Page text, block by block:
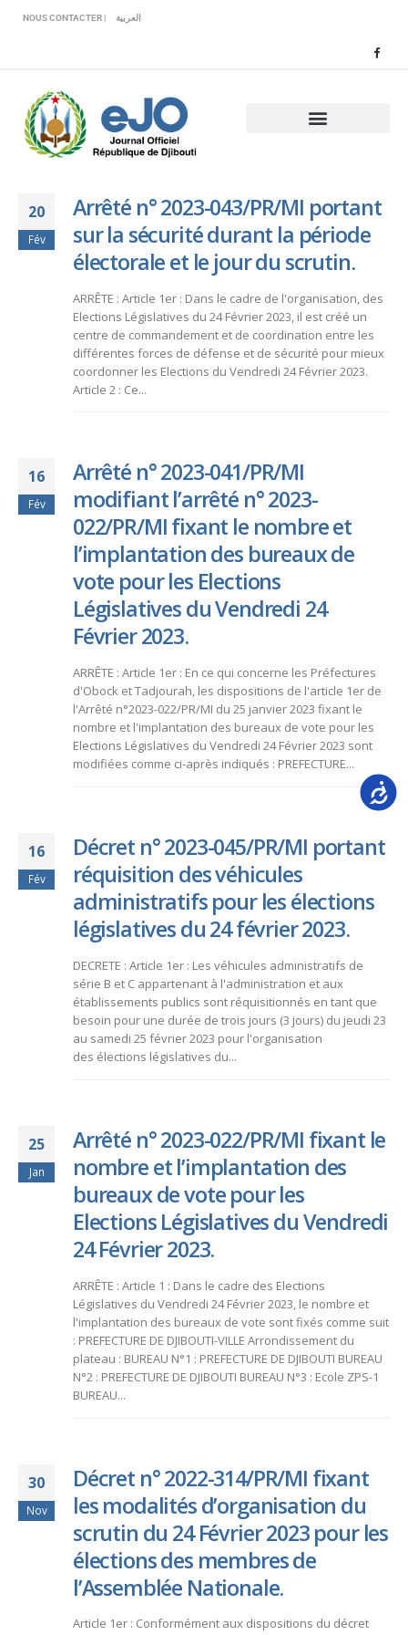
comprend
système
NOUS CONTACTER | العربية
20
Fév
Arrêté n° 2023-043/PR/MI portant
sur la sécurité durant la période
électorale et le jour du scrutin.
ARRÊTE : Article 1er : Dans le cadre de l'organisation, des
Elections Législatives du 24 Février 2023, il est créé un
centre de commandement et de coordination entre les
différentes forces de défense et de sécurité pour mieux
coordonner les Elections du Vendredi 24 Février 2023.
Article 2 : Ce...
16
Fév
Arrêté n° 2023-041/PR/MI
modifiant l’arrêté n° 2023-
022/PR/MI fixant le nombre et
l’implantation des bureaux de
vote pour les Elections
Législatives du Vendredi 24
Février 2023.
ARRÊTE : Article 1er : En ce qui concerne les Préfectures
d'Obock et Tadjourah, les dispositions de l'article 1er de
l'Arrêté n°2023-022/PR/MI du 25 janvier 2023 fixant le
nombre et l'implantation des bureaux de vote pour les
Elections Législatives du Vendredi 24 Février 2023 sont
modifiées comme ci-après indiqués : PREFECTURE...
16
Fév
Décret n° 2023-045/PR/MI portant
réquisition des véhicules
administratifs pour les élections
législatives du 24 février 2023.
DECRETE : Article 1er : Les véhicules administratifs de
série B et C appartenant à l'administration et aux
établissements publics sont réquisitionnés en tant que
besoin pour une durée de trois jours (3 jours) du jeudi 23
au samedi 25 février 2023 pour l'organisation
des élections législatives du...
25
Jan
Arrêté n° 2023-022/PR/MI fixant le
nombre et l’implantation des
bureaux de vote pour les
Elections Législatives du Vendredi
24 Février 2023.
ARRÊTE : Article 1 : Dans le cadre des Elections
Législatives du Vendredi 24 Février 2023, le nombre et
l'implantation des bureaux de vote sont fixés comme suit
: PREFECTURE DE DJIBOUTI-VILLE Arrondissement du
plateau : BUREAU N°1 : PREFECTURE DE DJIBOUTI BUREAU
N°2 : PREFECTURE DE DJIBOUTI BUREAU N°3 : Ecole ZPS-1
BUREAU...
30
Nov
Décret n° 2022-314/PR/MI fixant
les modalités d’organisation du
scrutin du 24 Février 2023 pour les
élections des membres de
l’Assemblée Nationale.
Article 1er : Conformément aux dispositions du décret